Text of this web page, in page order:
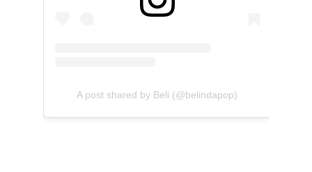
A post shared by Beli (@belindapop)